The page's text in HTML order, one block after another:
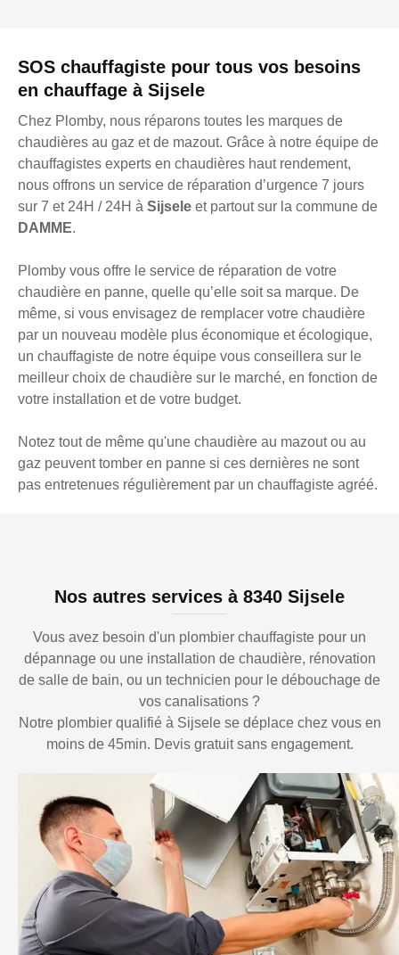
SOS chauffagiste pour tous vos besoins
en chauffage à Sijsele
Chez Plomby, nous réparons toutes les marques de
chaudières au gaz et de mazout. Grâce à notre équipe de
chauffagistes experts en chaudières haut rendement,
nous offrons un service de réparation d’urgence 7 jours
sur 7 et 24H / 24H à Sijsele et partout sur la commune de
DAMME.
Plomby vous offre le service de réparation de votre
chaudière en panne, quelle qu’elle soit sa marque. De
même, si vous envisagez de remplacer votre chaudière
par un nouveau modèle plus économique et écologique,
un chauffagiste de notre équipe vous conseillera sur le
meilleur choix de chaudière sur le marché, en fonction de
votre installation et de votre budget.
Notez tout de même qu'une chaudière au mazout ou au
gaz peuvent tomber en panne si ces dernières ne sont
pas entretenues régulièrement par un chauffagiste agréé.
Nos autres services à 8340 Sijsele
Vous avez besoin d'un plombier chauffagiste pour un
dépannage ou une installation de chaudière, rénovation
de salle de bain, ou un technicien pour le débouchage de
vos canalisations ?
Notre plombier qualifié à Sijsele se déplace chez vous en
moins de 45min. Devis gratuit sans engagement.